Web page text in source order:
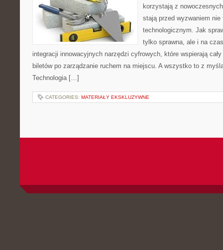
korzystają z
stają przed wyzwaniem
technologicznym. Jak
tylko sprawna, ale i na
integracji innowacyjnych narzędzi cyfrowych, które wspierają
biletów po zarządzanie ruchem na miejscu. A wszystko to z
Technologia […]
CATEGORIES: MATERIAŁY EKSKLUZYWNE